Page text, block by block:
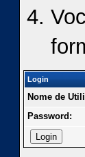
Login
Nome de
Password: